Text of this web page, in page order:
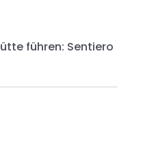
führen: Sentiero